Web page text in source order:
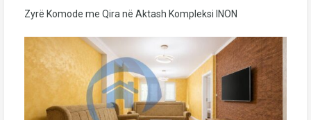
Zyrë Komode me Qira në Aktash Kompleksi INON